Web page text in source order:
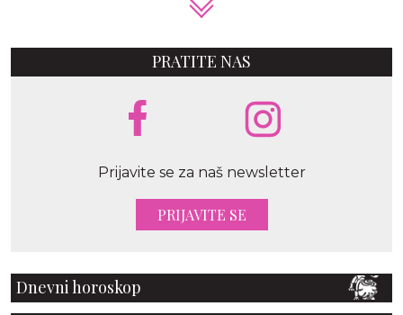
PRATITE NAS
Prijavite se za naš newsletter
PRIJAVITE SE
Dnevni horoskop